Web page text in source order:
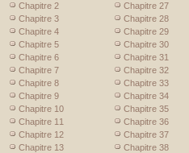
Chapitre 2
Chapitre 3
Chapitre 4
Chapitre 5
Chapitre 6
Chapitre 7
Chapitre 8
Chapitre 9
Chapitre 10
Chapitre 11
Chapitre 12
Chapitre 13
Chapitre 27
Chapitre 28
Chapitre 29
Chapitre 30
Chapitre 31
Chapitre 32
Chapitre 33
Chapitre 34
Chapitre 35
Chapitre 36
Chapitre 37
Chapitre 38